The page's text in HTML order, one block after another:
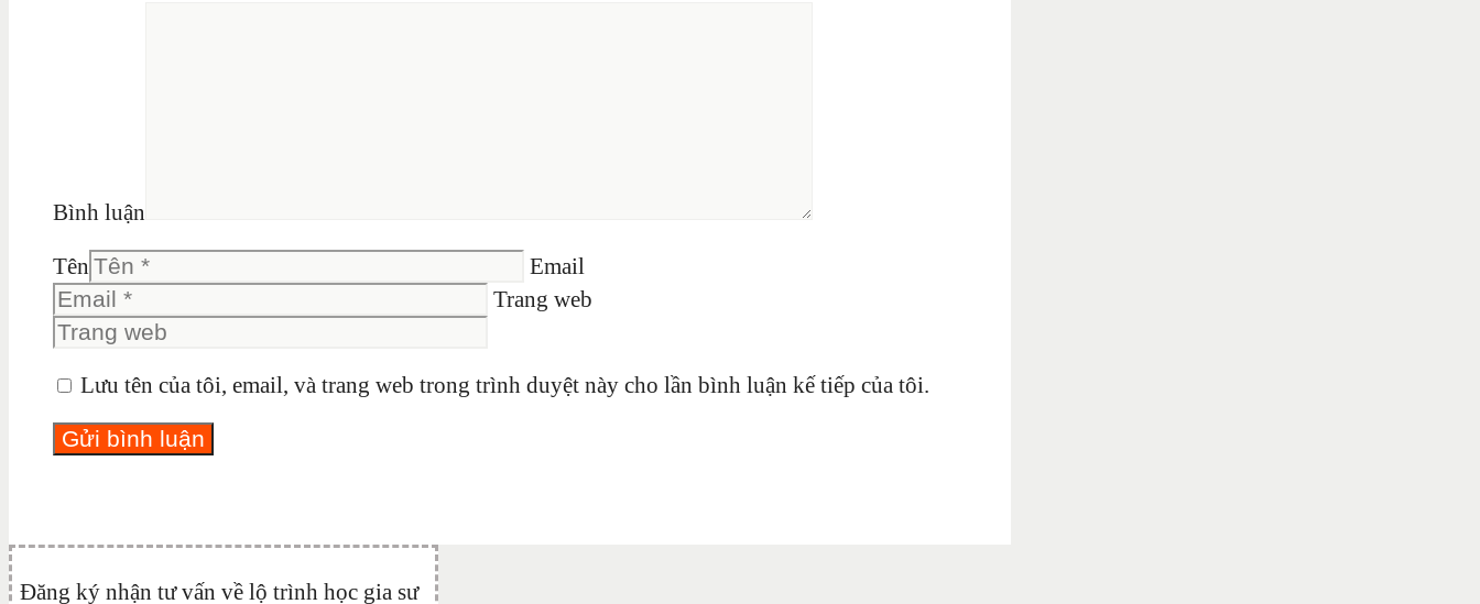
Bình luận
Tên
Email
Trang web
Lưu tên của tôi, email, và trang web trong trình duyệt này cho lần bình luận kế tiếp của tôi.
Đăng ký nhận tư vấn về lộ trình học gia sư